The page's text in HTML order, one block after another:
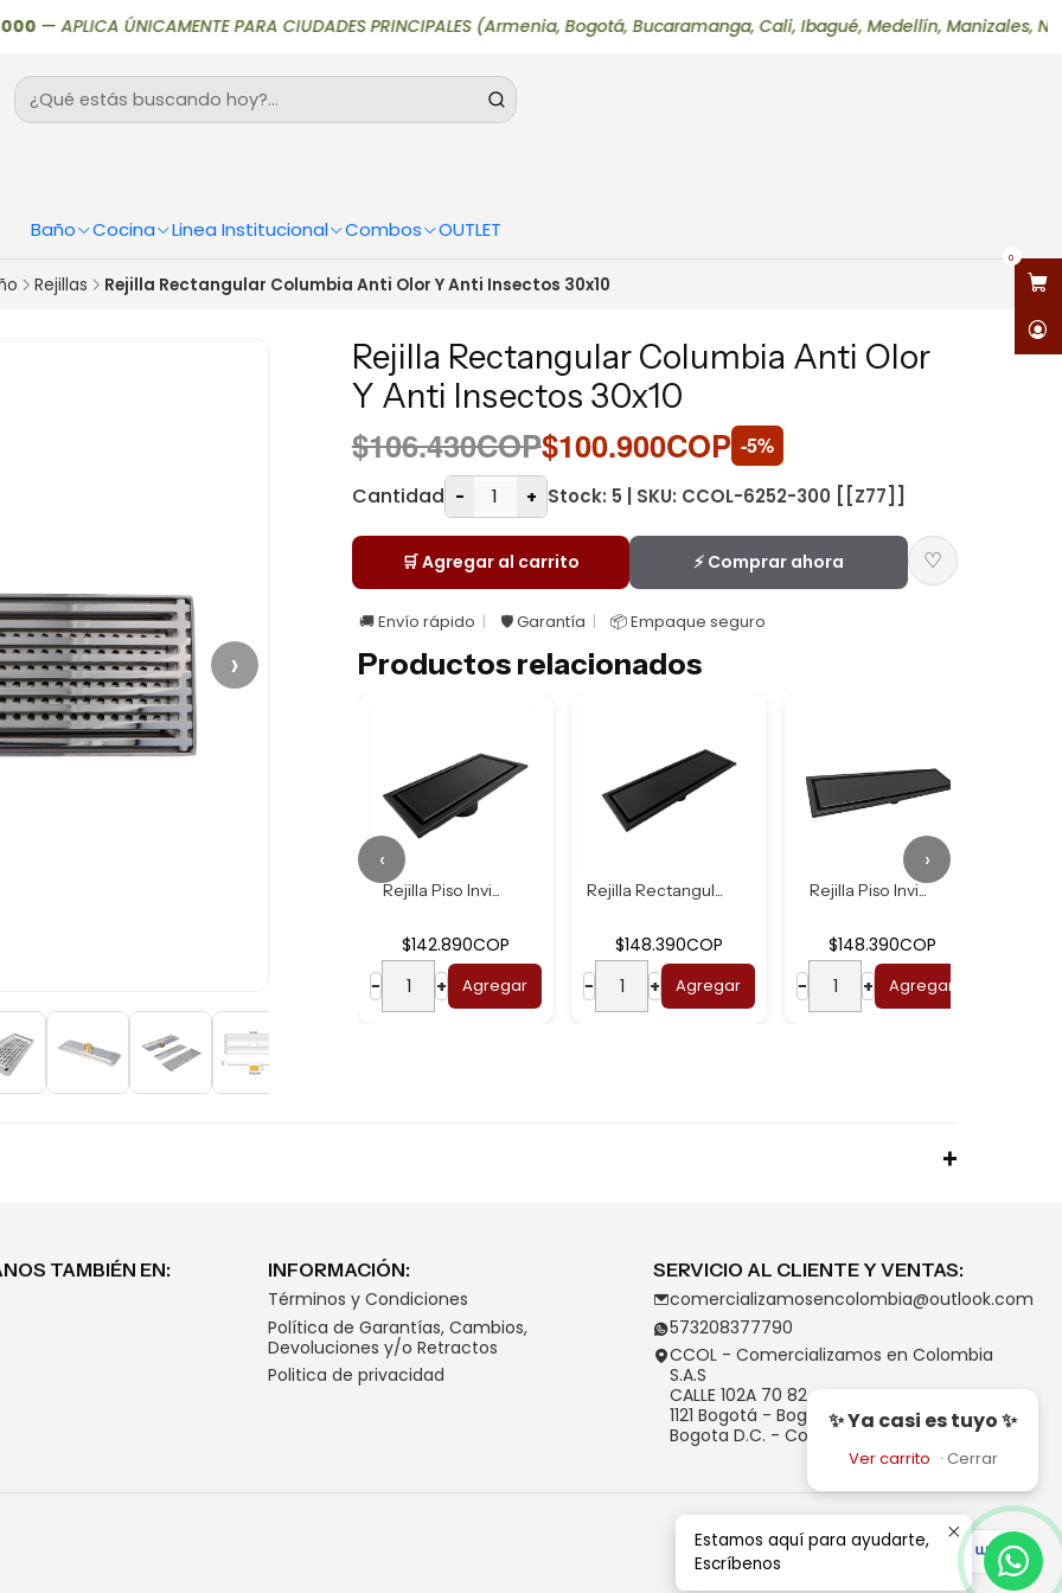
Baño Cocina Linea Institucional Combos OUTLET
0
APLICA ÚNICAMENTE PARA CIUDADES PRINCIPALES (Armenia, Bogotá, Bucaramanga, Cali, Ibagué, Medellín, Manizales,
Rejillas Rejilla Rectangular Columbia Anti Olor Y Anti Insectos 30x10
›
Rejilla Rectangular Columbia Anti Olor
Y Anti Insectos 30x10
$106.430COP$100.900COP -5%
Cantidad - + Stock: 5 | SKU: CCOL-6252-300 [[Z77]]
🛒 Agregar al carrito ⚡ Comprar ahora ♡
🚚 Envío rápido 🛡️ Garantía 📦 Empaque seguro
Productos relacionados
Rejilla Piso Invi...
$142.890COP
−
+ Agregar
Rejilla Rectangul...
$148.390COP
−
+ Agregar
Rejilla Piso Invi...
$148.390COP
−
+ Agregar
‹ ›
✨ Ya casi es tuyo ✨
Ver carrito · Cerrar
TAMBIÉN EN:
INFORMACIÓN:
Términos y Condiciones
Política de Garantías, Cambios,
Devoluciones y/o Retractos
Politica de privacidad
SERVICIO AL CLIENTE Y VENTAS:
comercializamosencolombia@outlook.com
573208377790
CCOL - Comercializamos en Colombia
S.A.S
CALLE 102A 70 82
1121 Bogotá - Bogotá D.C.
Bogota D.C. - Colombia
Estamos aquí para ayudarte,
Escríbenos